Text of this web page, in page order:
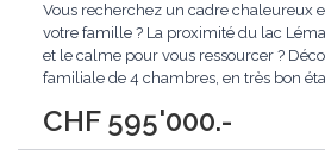
CHF 595'000.-
Vous recherchez un cadre chaleureux
votre famille ? La proximité du lac
et le calme pour vous ressourcer ?
familiale de 4 chambres, en très bon
jardin et une possibilité d'extension
logement (dans les...